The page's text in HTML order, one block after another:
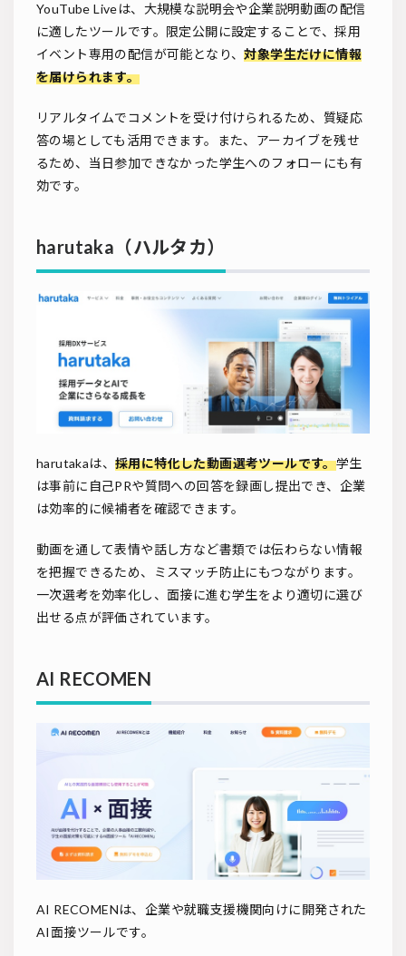
YouTube Liveは、大規模な説明会や企業説明動画の配信
に適したツールです。限定公開に設定することで、採用
イベント専用の配信が可能となり、対象学生だけに情報
を届けられます。
リアルタイムでコメントを受け付けられるため、質疑応
答の場としても活用できます。また、アーカイブを残せ
るため、当日参加できなかった学生へのフォローにも有
効です。
harutaka（ハルタカ）
harutakaは、 採用に特化した動画選考ツールです。学生
は事前に自己PRや質問への回答を録画し提出でき、企業
は効率的に候補者を確認できます。
動画を通して表情や話し方など書類では伝わらない情報
を把握できるため、ミスマッチ防止にもつながります。
一次選考を効率化し、面接に進む学生をより適切に選び
出せる点が評価されています。
AI RECOMEN
AI RECOMENは、企業や就職支援機関向けに開発された
AI面接ツールです。